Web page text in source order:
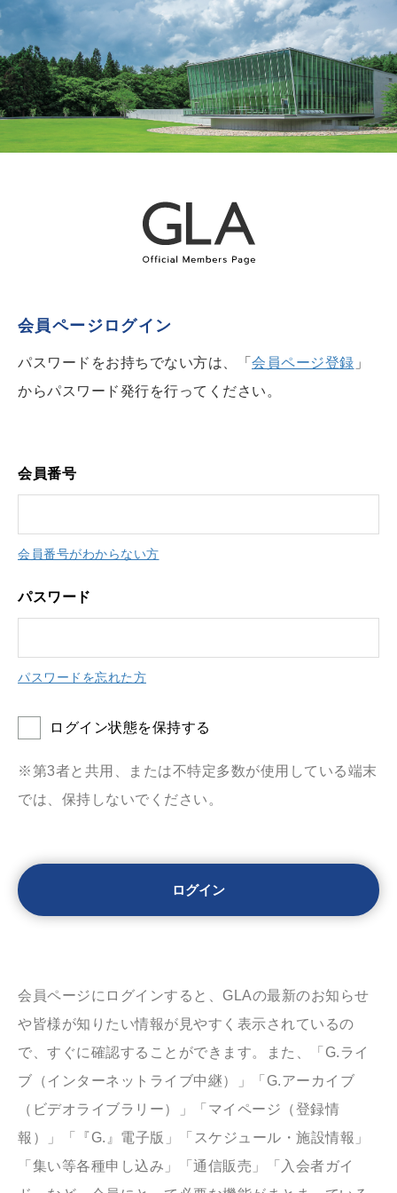
会員ページログイン
パスワードをお持ちでない方は、「 会員ページ登録 」
からパスワード発行を行ってください。
会員番号
会員番号がわからない方
パスワード
パスワードを忘れた方
ログイン状態を保持する
※第3者と共用、または不特定多数が使用している端末
では、保持しないでください。
会員ページにログインすると、GLAの最新のお知らせ
や皆様が知りたい情報が見やすく表示されているの
で、すぐに確認することができます。また、「G.ライ
ブ（インターネットライブ中継）」「G.アーカイブ
（ビデオライブラリー）」「マイページ（登録情
報）」「『G.』電子版」「スケジュール・施設情報」
「集い等各種申し込み」「通信販売」「入会者ガイ